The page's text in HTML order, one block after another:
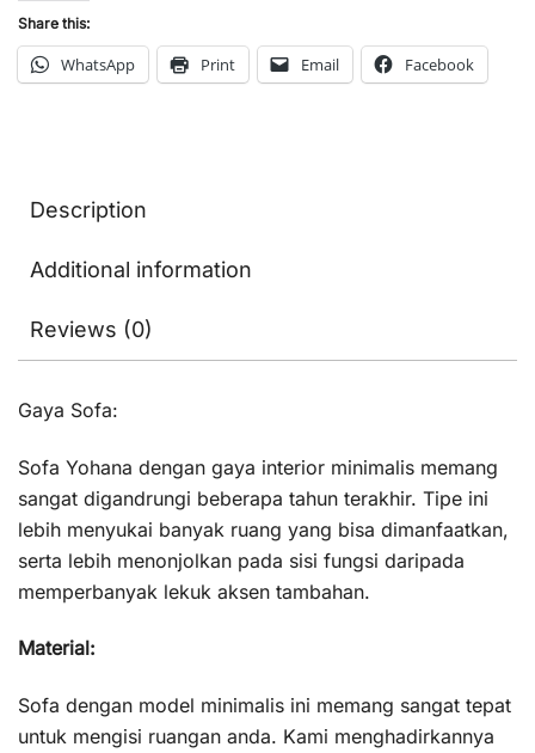
Share this:
WhatsApp Print Email Facebook
Description
Additional information
Reviews (0)
Gaya Sofa:
Sofa Yohana dengan gaya interior minimalis memang
sangat digandrungi beberapa tahun terakhir. Tipe ini
lebih menyukai banyak ruang yang bisa dimanfaatkan,
serta lebih menonjolkan pada sisi fungsi daripada
memperbanyak lekuk aksen tambahan.
Material:
Sofa dengan model minimalis ini memang sangat tepat
untuk mengisi ruangan anda. Kami menghadirkannya